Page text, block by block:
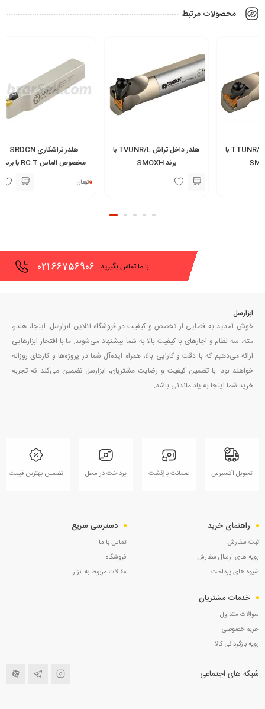
محصولات مرتبط
هلدر داخل تراش TVUNR/L با
هلدر تراشکاری SRDCN
مخصوص الماس RC.T با برند
کد APMR با برند AKKO
تماس
66756906
021 با ما تماس بگیرید
ابزارسل
خوش آمدید به فضایی از تخصص و کیفیت در فروشگاه آنلاین ابزارسل. اینجا، هلدر،
مته، سه نظام و اچارهای با کیفیت بالا به شما پیشنهاد می‌شوند. ما با افتخار ابزارهایی
ارائه می‌دهیم که با دقت و کارایی بالا، همراه ایده‌آل شما در پروژه‌ها و کارهای روزانه
خواهند بود. با تضمین کیفیت و رضایت مشتریان، ابزارسل تضمین می‌کند که تجربه
خرید شما اینجا به یاد ماندنی باشد.
تحویل اکسپرس ضمانت بازگشت پرداخت در محل تضمین بهترین قیمت
راهنمای خرید
ثبت سفارش
رویه های ارسال سفارش
شیوه های پرداخت
دسترسی سریع
تماس با ما
فروشگاه
مقالات مربوط به ابزار
خدمات مشتریان
سوالات متداول
حریم خصوصی
رویه بازگردانی کالا
شبکه های اجتماعی